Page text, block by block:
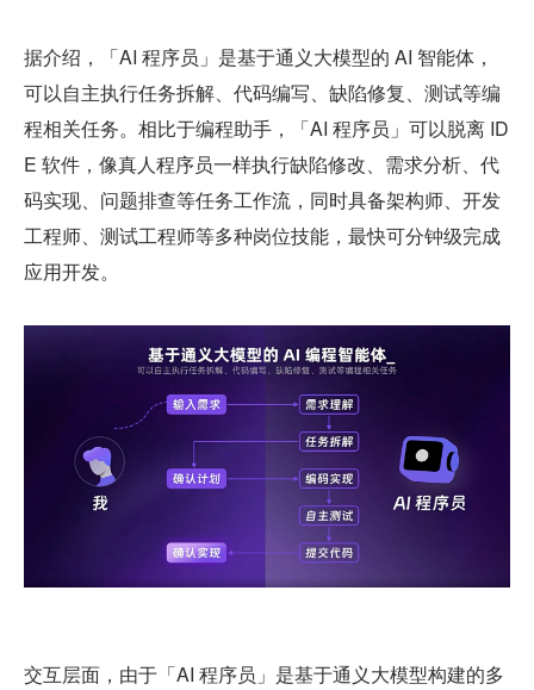
据介绍，「AI 程序员」是基于通义大模型的 AI 智能体，
可以自主执行任务拆解、代码编写、缺陷修复、测试等编
程相关任务。相比于编程助手，「AI 程序员」可以脱离 ID
E 软件，像真人程序员一样执行缺陷修改、需求分析、代
码实现、问题排查等任务工作流，同时具备架构师、开发
工程师、测试工程师等多种岗位技能，最快可分钟级完成
应用开发。
交互层面，由于「AI 程序员」是基于通义大模型构建的多